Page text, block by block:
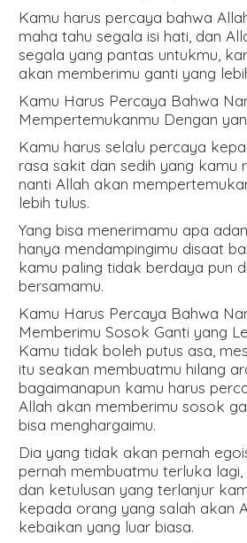
Kamu harus percaya bahwa
maha tahu segala isi hati, dan
segala yang pantas untukmu,
akan memberimu ganti yang
Kamu Harus Percaya Bahwa
Mempertemukanmu Dengan
Kamu harus selalu percaya
rasa sakit dan sedih yang kamu
nanti Allah akan
lebih tulus.
Yang bisa menerimamu apa
hanya mendampingimu disaat
kamu paling tidak berdaya pun
bersamamu.
Kamu Harus Percaya Bahwa
Memberimu Sosok Ganti yang
Kamu tidak boleh putus asa,
itu seakan membuatmu hilang
bagaimanapun kamu harus
Allah akan memberimu sosok
bisa menghargaimu.
Dia yang tidak akan pernah
pernah membuatmu terluka
dan ketulusan yang terlanjur
kepada orang yang salah akan
kebaikan yang luar biasa.